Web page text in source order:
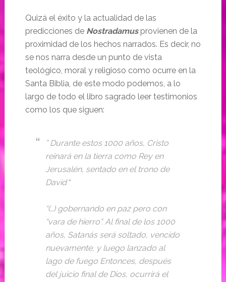
Quizá el éxito y la actualidad de las
predicciones de Nostradamus provienen de la
proximidad de los hechos narrados. Es decir, no
se nos narra desde un punto de vista
teológico, moral y religioso como ocurre en la
Santa Biblia, de este modo podemos, a lo
largo de todo el libro sagrado leer testimonios
como los que siguen:
” Durante estos 1000 años, Cristo
reinará en la tierra como Rey en
Jerusalén, sentado en el trono de
David“
“(…) gobernando en paz pero con
“vara de hierro”. Al final de los 1000
años, Satanás será soltado, vencido
nuevamente, y luego lanzado al
lago de fuego Entonces, después
del juicio final de Dios, ocurrirá el